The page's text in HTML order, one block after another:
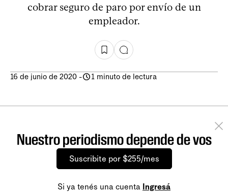
cobrar seguro de paro por envío de un
empleador.
16 de junio de 2020 - 1 minuto de lectura
Nuestro periodismo depende de vos
Suscribite por $255/mes
Si ya tenés una cuenta Ingresá